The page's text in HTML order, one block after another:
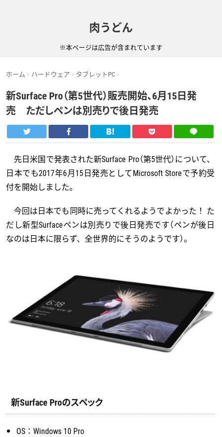
肉うどん
※本ページは広告が含まれています
ホーム ハードウェア タブレットPC
新Surface Pro（第5世代）販売開始、6月15日発
売 ただしペンは別売りで後日発売
先日米国で発表された新Surface Pro（第5世代）について、
日本でも2017年6月15日発売としてMicrosoft Storeで予約受
付を開始しました。
今回は日本でも同時に売ってくれるようでよかった！ た
だし新型Surfaceペンは別売りで後日発売です（ペンが後日
なのは日本に限らず、全世界的にそうのようです）。
新Surface Proのスペック
OS：Windows 10 Pro